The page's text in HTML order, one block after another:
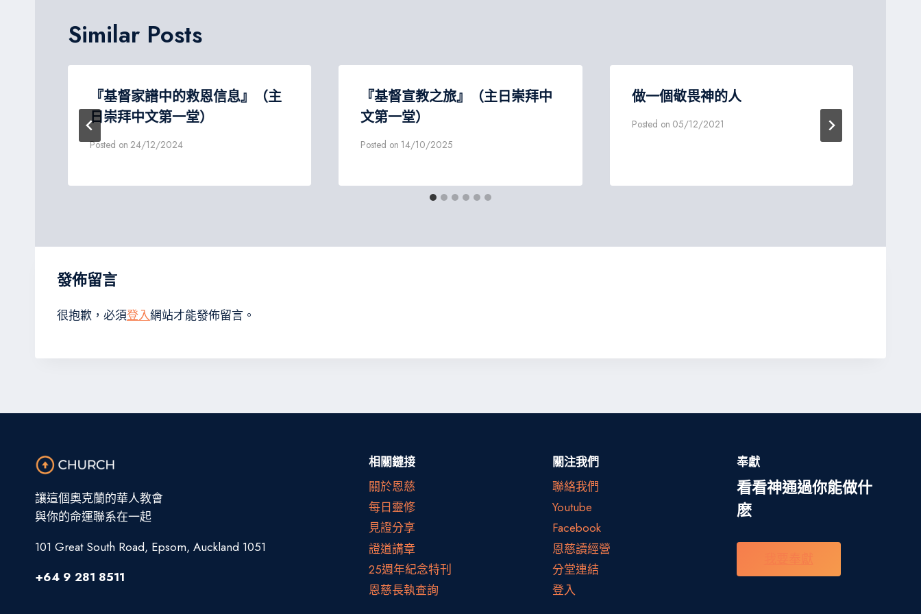
Similar Posts
『基督家譜中的救恩信息』（主
日崇拜中文第一堂）
Posted on 24/12/2024
『基督宣教之旅』（主日崇拜中
文第一堂）
Posted on 14/10/2025
做一個敬畏神的人
Posted on 05/12/2021
發佈留言
很抱歉，必須登入網站才能發佈留言。
讓這個奧克蘭的華人教會
與你的命運聯系在一起
101 Great South Road, Epsom, Auckland 1051
+64 9 281 8511
相關鏈接
關於恩慈
每日靈修
見證分享
證道講章
25週年紀念特刊
恩慈長執查詢
關注我們
聯絡我們
Youtube
Facebook
恩慈讀經營
分堂連結
登入
奉獻
看看神通過你能做什
麽